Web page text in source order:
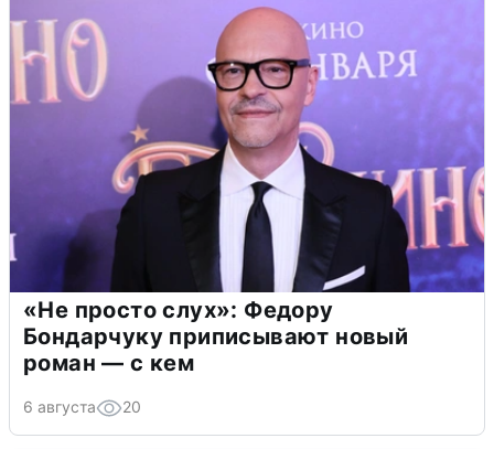
«Не просто слух»: Федору
Бондарчуку приписывают новый
роман — с кем
6 августа 20